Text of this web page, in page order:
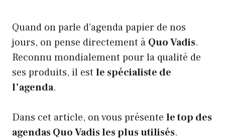
Quand on parle d’agenda papier de nos
jours, on pense directement à Quo Vadis.
Reconnu mondialement pour la qualité de
ses produits, il est le spécialiste de
l’agenda.
Dans cet article, on vous présente le top des
agendas Quo Vadis les plus utilisés.